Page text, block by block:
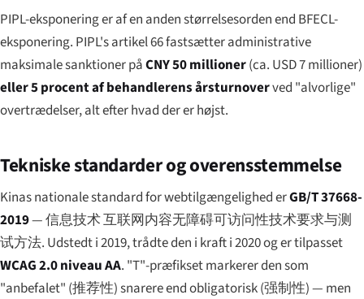
PIPL-eksponering er af en anden størrelsesorden end BFECL-
eksponering. PIPL's artikel 66 fastsætter administrative
maksimale sanktioner påCNY 50 millioner(ca. USD 7 millioner)
eller 5 procent af behandlerens årsturnoverved "alvorlige"
overtrædelser, alt efter hvad der er højst.
Tekniske standarder og overensstemmelse
Kinas nationale standard for webtilgængelighed erGB/T 37668-
2019—信息技术 互联网内容无障碍可访问性技术要求与测
试方法. Udstedt i 2019, trådte den i kraft i 2020 og er tilpasset
WCAG 2.0 niveau AA. "T"-præfikset markerer den som
"anbefalet" (推荐性) snarere end obligatorisk (强制性) — men